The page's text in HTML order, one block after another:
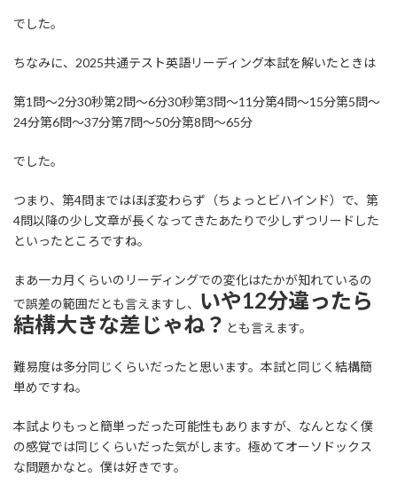
でした。
ちなみに、2025共通テスト英語リーディング本試を解いたときは
第1問～2分30秒第2問～6分30秒第3問～11分第4問～15分第5問～
24分第6問～37分第7問～50分第8問～65分
でした。
つまり、第4問まではほぼ変わらず（ちょっとビハインド）で、第
4問以降の少し文章が長くなってきたあたりで少しずつリードした
といったところですね。
まあ一カ月くらいのリーディングでの変化はたかが知れているの
で誤差の範囲だとも言えますし、
いや12分違ったら
結構大きな差じゃね？ とも言えます。
難易度は多分同じくらいだったと思います。本試と同じく結構簡
単めですね。
本試よりもっと簡単っだった可能性もありますが、なんとなく僕
の感覚では同じくらいだった気がします。極めてオーソドックス
な問題かなと。僕は好きです。